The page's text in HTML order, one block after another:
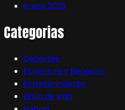
enero 2023
Categorias
Deportes
Economía y Negocios
Entretenimiento
Estilo de vida